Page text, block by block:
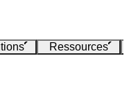
Ressources